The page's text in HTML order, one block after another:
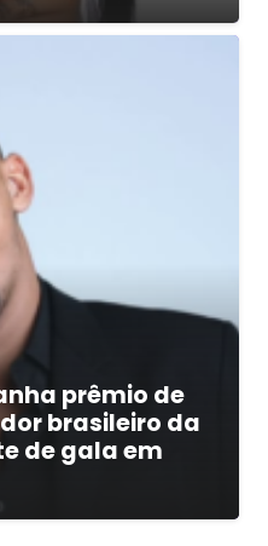
prêmio de
brasileiro da
de gala em